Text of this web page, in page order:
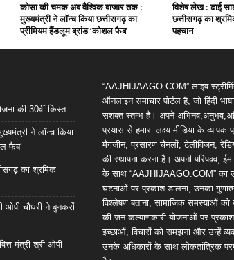
कोसा की चमक अब वैश्विक बाजार तक :
मुख्यमंत्री ने लॉन्च किया छत्तीसगढ़ का
प्रीमियम हैंडलूम ब्रांड ‘कोशल फैब’
विशेष लेख : ढाई
छत्तीसगढ़ का
पहचान
की 30वीं किस्त
ने लॉन्च किया
फैब’
का श्रमिक
ओपी चौधरी ने बुनकरों
मंत्री श्री ओपी
“AAJHIJAAGO.COM” लाइव
ऑनलाइन समाचार पोर्टल है, जो हिंदी
सशक्त स्तम्भ है। अपने
प्रयास से हमारा लक्ष्य मीडिया के व्यापक
मैगजीन, प्रसारण चैनलों, टेलीविजन,
की स्थापना करना है। अपनी परिपक्व,
के साथ “AAJHIJAAGO.COM” का
घटनाओं पर प्रकाश डालना, उनका
विश्लेषण बताना, सामाजिक समस्याओं
की जन-कल्याणकारी योजनाओं पर
इच्छाओं, विचारों को समझना और उन्हें
उनके अधिकारों के साथ लोकतांत्रिक